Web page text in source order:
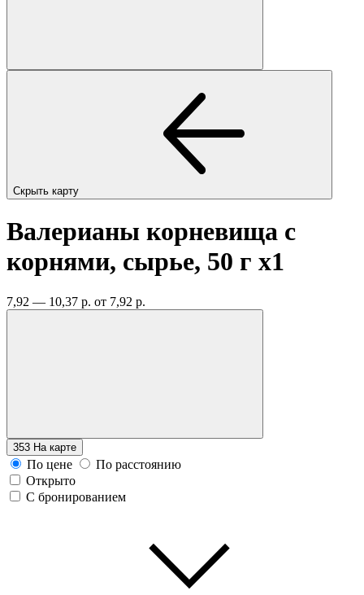
Скрыть карту
Валерианы корневища с
корнями, сырье, 50 г x1
7,92 — 10,37 р. от 7,92 р.
353 На карте
По цене
По расстоянию
Открыто
С бронированием